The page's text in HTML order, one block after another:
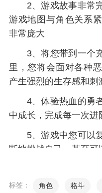
2、游戏故事非常
游戏地图与角色关系
非常庞大
3、将您带到一个
里，您将会面对各种
产生强烈的生存感和刺
4、体验热血的勇
中成长，完成每一次进
5、游戏中您可以
断地挑战自己，甚至
法，如多人合作、对
标签： 角色 格斗